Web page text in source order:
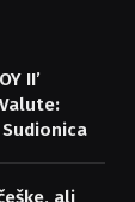
II’
ali